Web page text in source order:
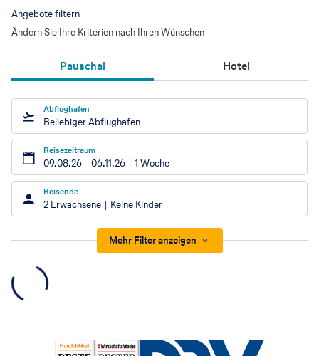
Angebote filtern
Ändern Sie Ihre Kriterien nach Ihren Wünschen
Pauschal Hotel
Abflughafen
Beliebiger Abflughafen
Reisezeitraum
09.08.26 –06.11.26 1 Woche
Reisende
2 Erwachsene Keine Kinder
Mehr Filter anzeigen